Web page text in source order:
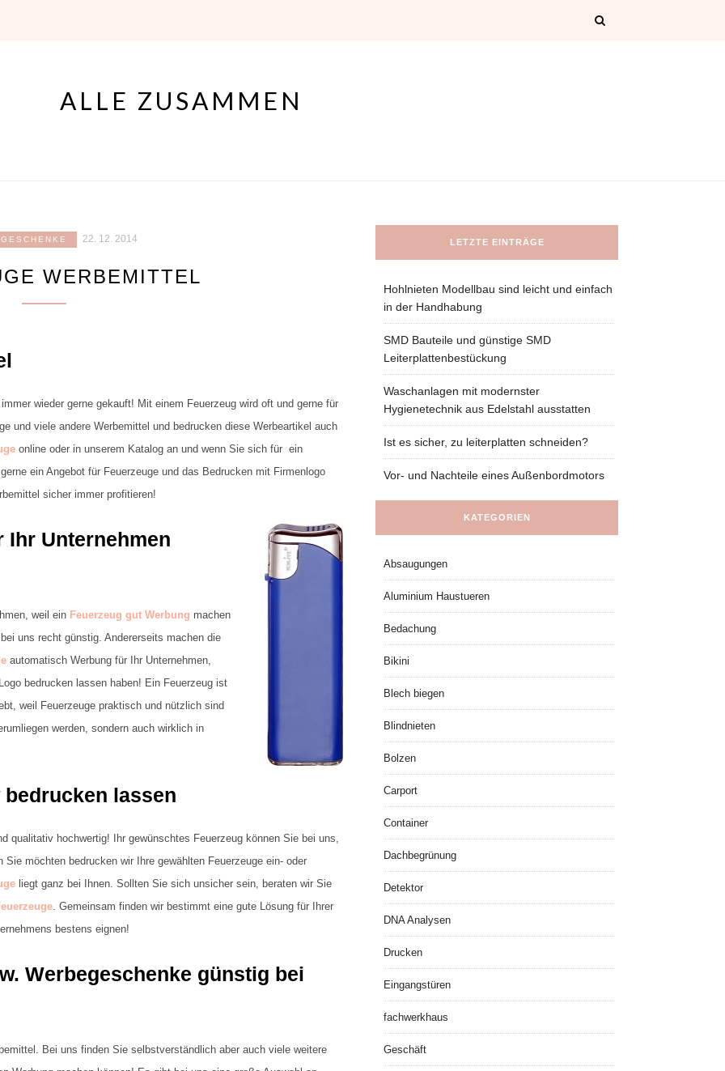
ALLE ZUSAMMEN
22. 12. 2014
WERBEMITTEL
wieder gerne gekauft! Mit einem Feuerzeug wird oft und gerne für
und viele andere Werbemittel und bedrucken diese Werbeartikel auch
online oder in unserem Katalog an und wenn Sie sich für ein
ein Angebot für Feuerzeuge und das Bedrucken mit Firmenlogo
sicher immer profitieren!
Ihr Unternehmen
weil ein Feuerzeug gut Werbung machen
uns recht günstig. Andererseits machen die
automatisch Werbung für Ihr Unternehmen,
bedrucken lassen haben! Ein Feuerzeug ist
weil Feuerzeuge praktisch und nützlich sind
werden, sondern auch wirklich in
bedrucken lassen
qualitativ hochwertig! Ihr gewünschtes Feuerzeug können Sie bei uns,
möchten bedrucken wir Ihre gewählten Feuerzeuge ein- oder
liegt ganz bei Ihnen. Sollten Sie sich unsicher sein, beraten wir Sie
. Gemeinsam finden wir bestimmt eine gute Lösung für Ihrer
bestens eignen!
Werbegeschenke günstig bei
Bei uns finden Sie selbstverständlich aber auch viele weitere
LETZTE EINTRÄGE
Hohlnieten Modellbau sind leicht und einfach
in der Handhabung
SMD Bauteile und günstige SMD
Leiterplattenbestückung
Waschanlagen mit modernster
Hygienetechnik aus Edelstahl ausstatten
Ist es sicher, zu leiterplatten schneiden?
Vor- und Nachteile eines Außenbordmotors
KATEGORIEN
Absaugungen
Aluminium Haustueren
Bedachung
Bikini
Blech biegen
Blindnieten
Bolzen
Carport
Container
Dachbegrünung
Detektor
DNA Analysen
Drucken
Eingangstüren
fachwerkhaus
Geschäft